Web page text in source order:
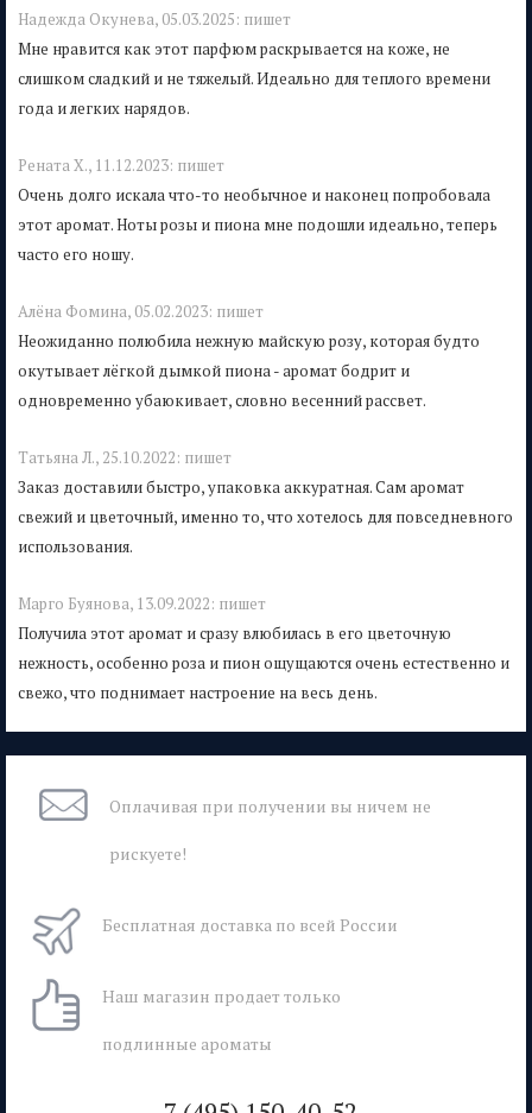
Надежда Окунева, 05.03.2025: пишет
Мне нравится как этот парфюм раскрывается на коже, не
слишком сладкий и не тяжелый. Идеально для теплого времени
года и легких нарядов.
Рената Х., 11.12.2023: пишет
Очень долго искала что-то необычное и наконец попробовала
этот аромат. Ноты розы и пиона мне подошли идеально, теперь
часто его ношу.
Алёна Фомина, 05.02.2023: пишет
Неожиданно полюбила нежную майскую розу, которая будто
окутывает лёгкой дымкой пиона - аромат бодрит и
одновременно убаюкивает, словно весенний рассвет.
Татьяна Л., 25.10.2022: пишет
Заказ доставили быстро, упаковка аккуратная. Сам аромат
свежий и цветочный, именно то, что хотелось для повседневного
использования.
Марго Буянова, 13.09.2022: пишет
Получила этот аромат и сразу влюбилась в его цветочную
нежность, особенно роза и пион ощущаются очень естественно и
свежо, что поднимает настроение на весь день.
Оплачивая при получении вы ничем не
рискуете!
Бесплатная доставка по всей России
Наш магазин продает только
подлинные ароматы